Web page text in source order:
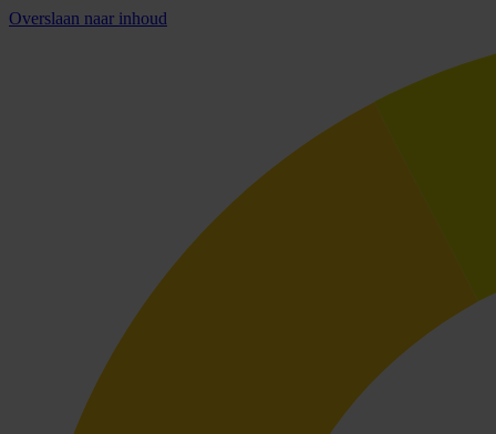
Overslaan naar inhoud